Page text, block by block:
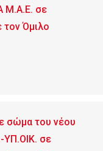
Μ.Α.Ε. σε
τον Όμιλο
σώμα του νέου
ΥΠ.ΟΙΚ. σε